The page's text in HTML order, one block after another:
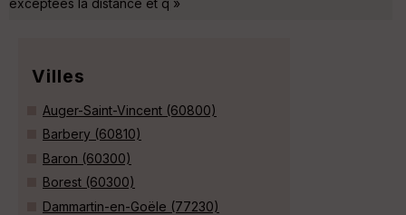
exceptées la distance et q »
Villes
Auger-Saint-Vincent (60800)
Barbery (60810)
Baron (60300)
Borest (60300)
Dammartin-en-Goële (77230)